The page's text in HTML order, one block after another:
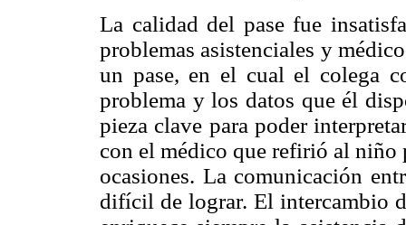
La calidad del pase fue
problemas asistenciales y
un pase, en el cual el colega
problema y los datos que él
pieza clave para poder
con el médico que refirió al niño
ocasiones. La comunicación
difícil de lograr. El intercambio